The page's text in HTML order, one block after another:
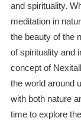
and spirituality.
meditation in
the beauty of the
of spirituality and
concept of
the world around
with both nature
time to explore